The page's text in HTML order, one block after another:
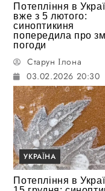
Потепління в
вже з 5 лютого:
синоптикиня
попередила про
погоди
Старун Ілона
03.02.2026 20:30
УКРАЇНА
Потепління в